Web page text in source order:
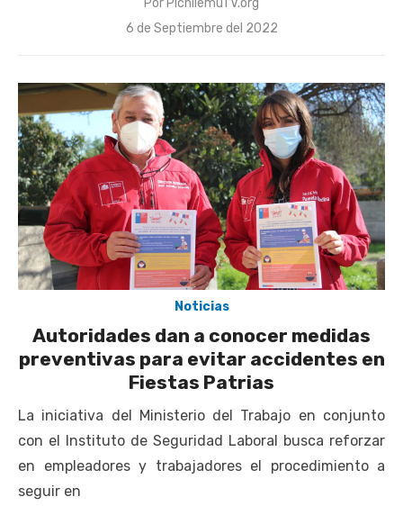
Publicado
6 de Septiembre del 2022
Noticias
Autoridades dan a conocer medidas
preventivas para evitar accidentes en
Fiestas Patrias
La iniciativa del Ministerio del Trabajo en conjunto
con el Instituto de Seguridad Laboral busca reforzar
en empleadores y trabajadores el procedimiento a
seguir en